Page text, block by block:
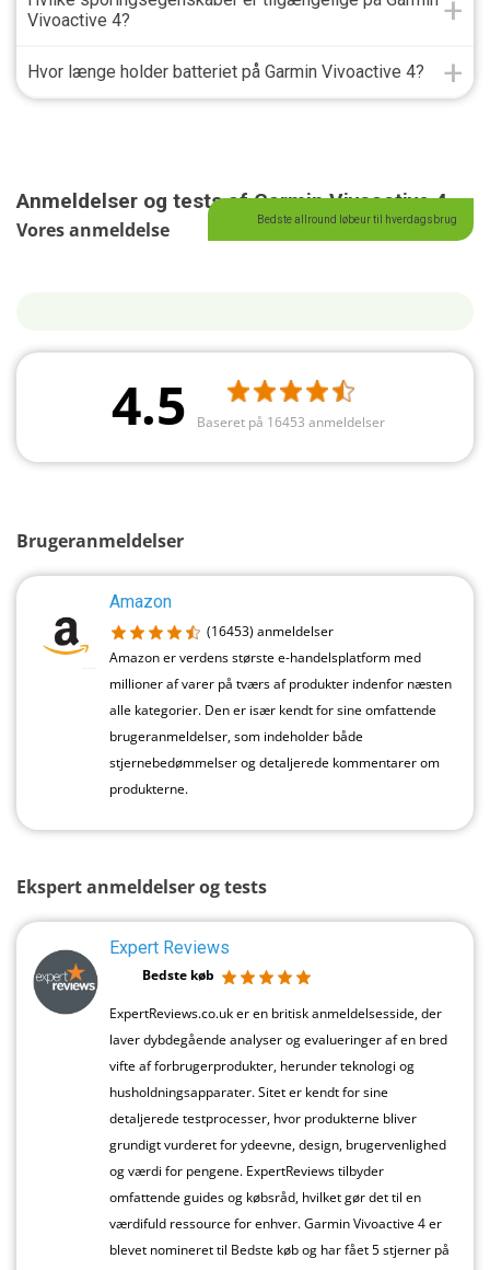
Vivoactive 4?
Hvor længe holder batteriet på Garmin Vivoactive 4?
Anmeldelser og tests af Garmin Vivoactive 4
Vores anmeldelse Bedste allround løbeur til hverdagsbrug
4.5 Baseret på 16453 anmeldelser
Brugeranmeldelser
Amazon
(16453) anmeldelser
Amazon er verdens største e-handelsplatform med
millioner af varer på tværs af produkter indenfor næsten
alle kategorier. Den er især kendt for sine omfattende
brugeranmeldelser, som indeholder både
stjernebedømmelser og detaljerede kommentarer om
produkterne.
Ekspert anmeldelser og tests
Expert Reviews
Bedste køb
ExpertReviews.co.uk er en britisk anmeldelsesside, der
laver dybdegående analyser og evalueringer af en bred
vifte af forbrugerprodukter, herunder teknologi og
husholdningsapparater. Sitet er kendt for sine
detaljerede testprocesser, hvor produkterne bliver
grundigt vurderet for ydeevne, design, brugervenlighed
og værdi for pengene. ExpertReviews tilbyder
omfattende guides og købsråd, hvilket gør det til en
værdifuld ressource for enhver. Garmin Vivoactive 4 er
blevet nomineret til Bedste køb og har fået 5 stjerner på